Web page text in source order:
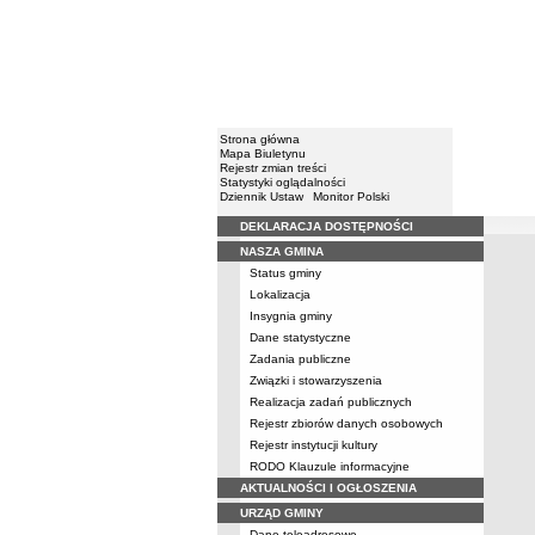
Strona główna
Mapa Biuletynu
Rejestr zmian treści
Statystyki oglądalności
Dziennik Ustaw
Monitor Polski
Menu
DEKLARACJA DOSTĘPNOŚCI
NASZA GMINA
Status gminy
Lokalizacja
Insygnia gminy
Dane statystyczne
Zadania publiczne
Związki i stowarzyszenia
Realizacja zadań publicznych
Rejestr zbiorów danych osobowych
Rejestr instytucji kultury
RODO Klauzule informacyjne
AKTUALNOŚCI I OGŁOSZENIA
URZĄD GMINY